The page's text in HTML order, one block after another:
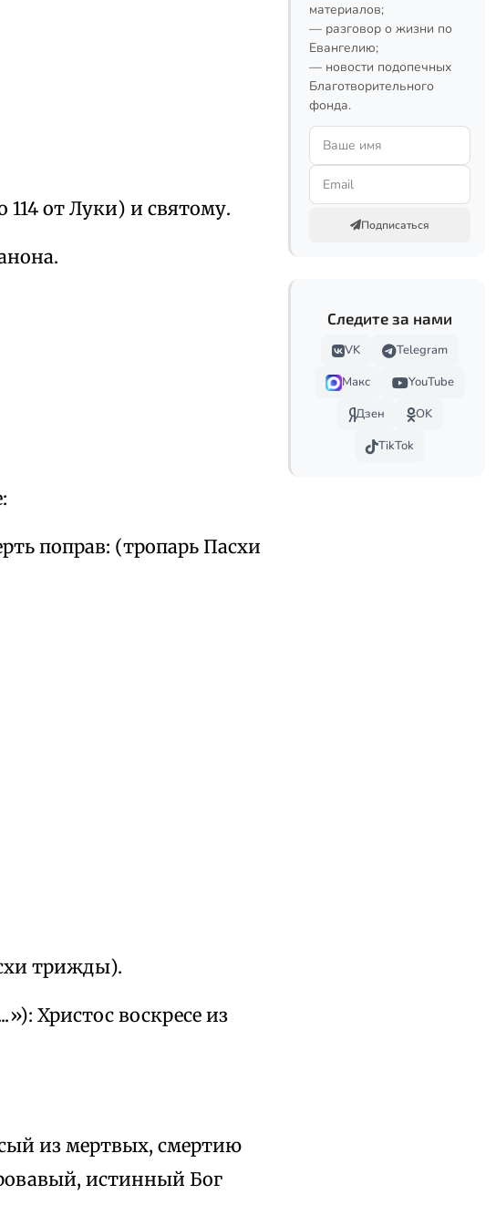
114 от Луки) и святому.
поправ: (тропарь Пасхи
трижды).
Христос воскресе из
из мертвых, смертию
истинный Бог
материалов;
— разговор о жизни по
Евангелию;
— новости подопечных
Благотворительного
фонда.
Подписаться
Следите за нами
VK
Telegram
Макс
YouTube
Дзен
OK
TikTok